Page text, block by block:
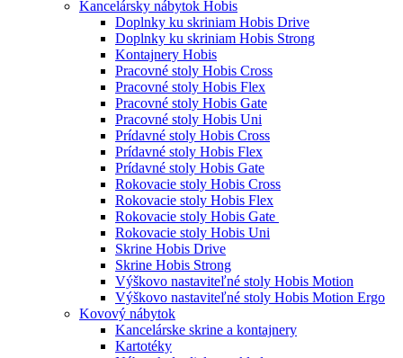
Kancelársky nábytok Hobis
Doplnky ku skriniam Hobis Drive
Doplnky ku skriniam Hobis Strong
Kontajnery Hobis
Pracovné stoly Hobis Cross
Pracovné stoly Hobis Flex
Pracovné stoly Hobis Gate
Pracovné stoly Hobis Uni
Prídavné stoly Hobis Cross
Prídavné stoly Hobis Flex
Prídavné stoly Hobis Gate
Rokovacie stoly Hobis Cross
Rokovacie stoly Hobis Flex
Rokovacie stoly Hobis Gate
Rokovacie stoly Hobis Uni
Skrine Hobis Drive
Skrine Hobis Strong
Výškovo nastaviteľné stoly Hobis Motion
Výškovo nastaviteľné stoly Hobis Motion Ergo
Kovový nábytok
Kancelárske skrine a kontajnery
Kartotéky